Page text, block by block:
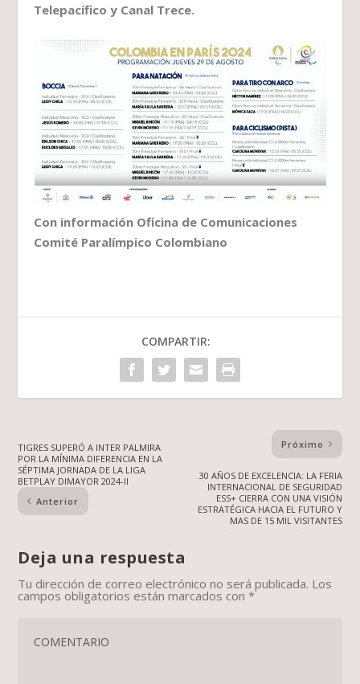
Telepacífico y Canal Trece.
Con información Oficina de Comunicaciones
Comité Paralímpico Colombiano
COMPARTIR:
TIGRES SUPERÓ A INTER PALMIRA
POR LA MÍNIMA DIFERENCIA EN LA
SÉPTIMA JORNADA DE LA LIGA
BETPLAY DIMAYOR 2024-II
Anterior
Próximo
30 AÑOS DE EXCELENCIA: LA FERIA
INTERNACIONAL DE SEGURIDAD
ESS+ CIERRA CON UNA VISIÓN
ESTRATÉGICA HACIA EL FUTURO Y
MAS DE 15 MIL VISITANTES
Deja una respuesta
Tu dirección de correo electrónico no será publicada. Los
campos obligatorios están marcados con*